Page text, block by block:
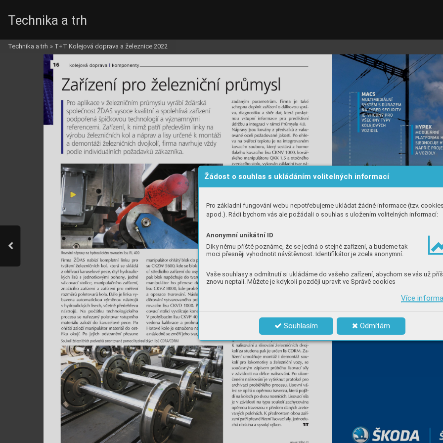
Žádost o souhlas s ukládáním volitelných informací
Pro základní fungování webu nepotřebujeme ukládat žádné informace (tzv.
apod.). Rádi bychom vás ale požádali o souhlas s uložením volitelných informací:
Anonymní unikátní ID
Díky němu příště poznáme, že se jedná o stejné zařízení, a budeme tak
moci přesněji vyhodnotit návštěvnost. Identifikátor je zcela anonymní.
Vaše souhlasy a odmítnutí si ukládáme do vašeho zařízení, abychom se vás už
znovu neptali. Můžete je kdykoli později upravit ve Správě cookies
Více
Souhlasím Odmítám
Technika a trh
Technika a trh » T+T Kolejová doprava a železnice 2022